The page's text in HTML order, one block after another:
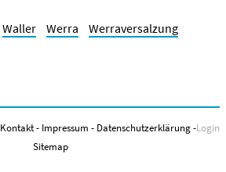
Waller Werra Werraversalzung
Login
Kontakt- Impressum - Datenschutzerklärung-
Sitemap